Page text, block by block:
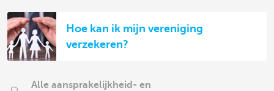
Hoe kan ik mijn vereniging
verzekeren?
Alle aansprakelijkheid- en